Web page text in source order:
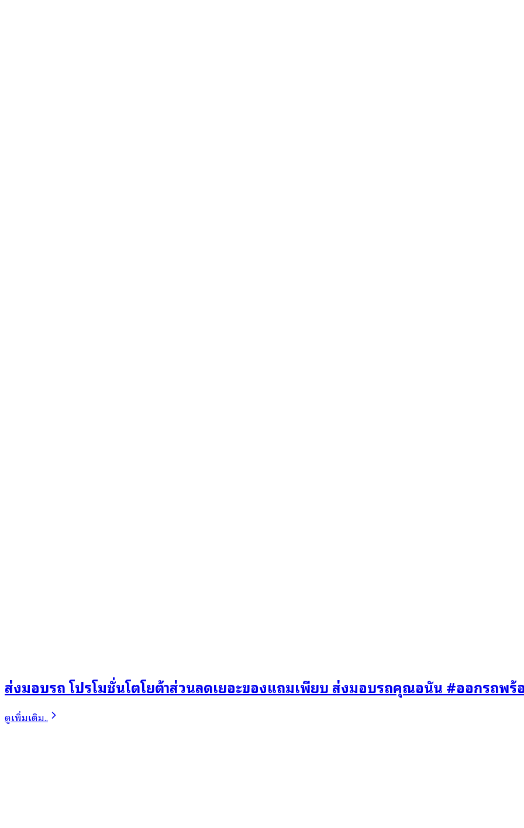
ส่งมอบรถ โปรโมชั่นโตโยต้าส่วนลดเยอะของแถมเพียบ ส่งมอบรถคุณอนัน #ออกรถพร้
ดูเพิ่มเติม..